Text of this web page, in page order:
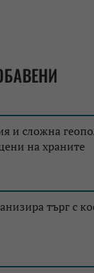
и сложна
на храните
търг с